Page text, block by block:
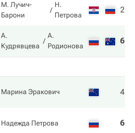
М. Лучич-
Барони
Н.
Петрова
2
А.
Кудрявцева
А.
Родионова
6
Марина Эракович 4
Надежда Петрова 6